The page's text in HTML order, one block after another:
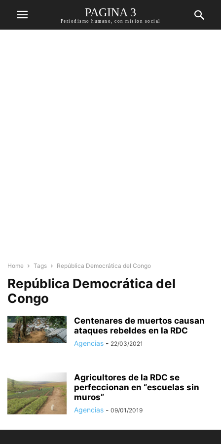
PAGINA 3
Periodismo humano, con mision social
Home Tags República Democrática del Congo
República Democrática del
Congo
Centenares de muertos causan
ataques rebeldes en la RDC
Agencias - 22/03/2021
Agricultores de la RDC se
perfeccionan en “escuelas sin
muros”
Agencias - 09/01/2019